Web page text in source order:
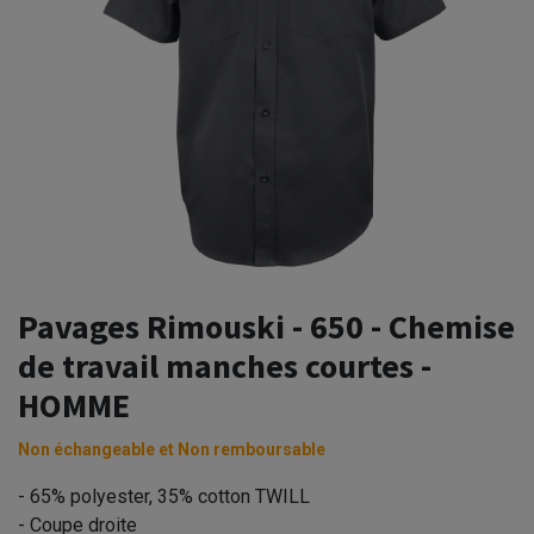
Pavages Rimouski - 650 - Chemise
de travail manches courtes -
HOMME
Non échangeable et Non remboursable
- 65% polyester, 35% cotton TWILL
- Coupe droite